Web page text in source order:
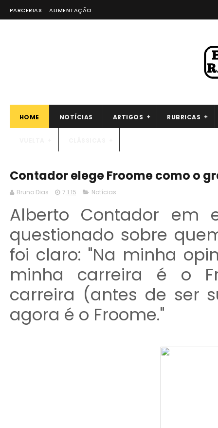
PARCERIAS ALIMENTAÇÃO
HOME NOTÍCIAS ARTIGOS RUBRICAS
Contador elege Froome como o
Bruno Dias 7.1.15 Notícias
Alberto Contador em
questionado sobre
foi claro: "Na minha
minha carreira é o
carreira (antes de ser
agora é o Froome."